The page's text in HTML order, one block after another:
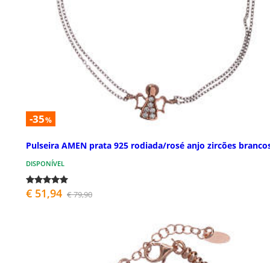
-35%
Pulseira AMEN prata 925 rodiada/rosé anjo zircões
DISPONÍVEL
€ 51,94 € 79,90